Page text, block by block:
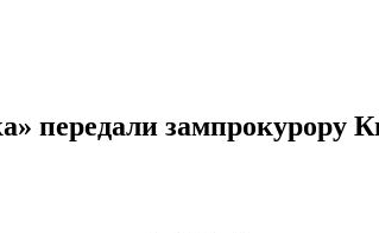
передали зампрокурору